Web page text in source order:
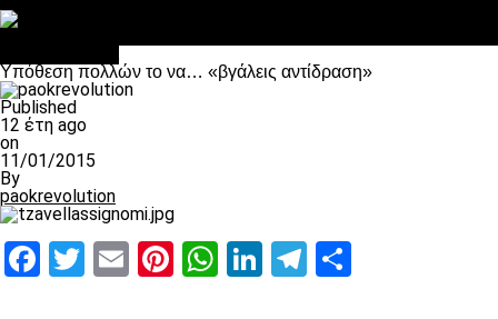
Υπόθεση πολλών το να… «βγάλεις αντίδραση»
Published
12 έτη ago
on
11/01/2015
By
paokrevolution
Facebook
Twitter
EmailPinterest
WhatsApp
LinkedIn
Telegram